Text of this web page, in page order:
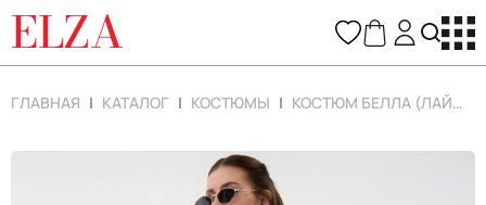
ELZA
ГЛАВНАЯ КАТАЛОГ КОСТЮМЫ КОСТЮМ БЕЛЛА (ЛАЙМОВЫЙ)